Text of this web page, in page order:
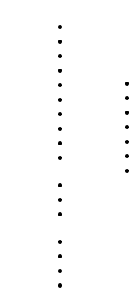
Arte y vino
Sudamerica